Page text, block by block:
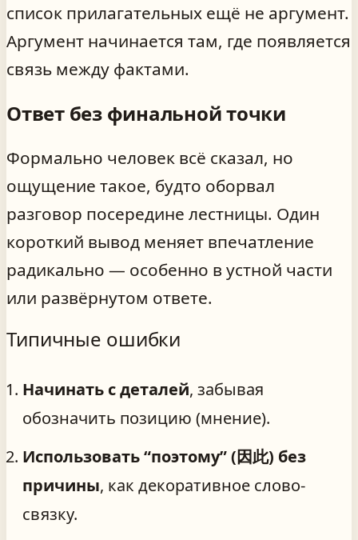
список прилагательных ещё не аргумент.
Аргумент начинается там, где появляется
связь между фактами.
Ответ без финальной точки
Формально человек всё сказал, но
ощущение такое, будто оборвал
разговор посередине лестницы. Один
короткий вывод меняет впечатление
радикально — особенно в устной части
или развёрнутом ответе.
Типичные ошибки
Начинать с деталей, забывая
обозначить позицию (мнение).
Использовать “поэтому” (因此) без
причины, как декоративное слово-
связку.